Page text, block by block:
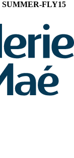
SUMMER-FLY15